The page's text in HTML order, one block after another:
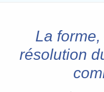
La
résolution